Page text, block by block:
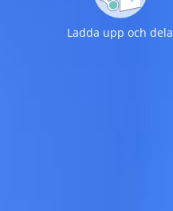
Ladda upp och dela